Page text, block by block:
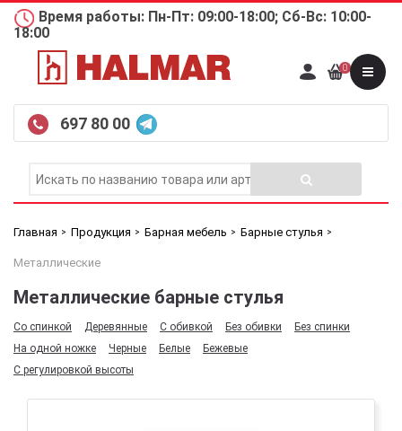
Время работы: Пн-Пт: 09:00-18:00; Сб-Вс: 10:00-
18:00
697 80 00
0
Главная Продукция Барная мебель Барные стулья
Металлические
Металлические барные стулья
Со спинкой Деревянные С обивкой Без обивки
Без спинки
На одной ножке
Черные Белые
Бежевые
С регулировкой высоты